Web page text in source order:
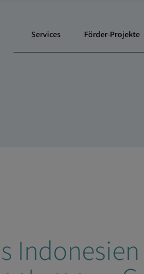
Services Förder-Projekte